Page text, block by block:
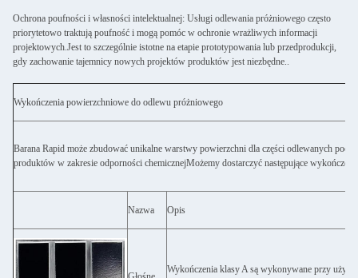
Ochrona poufności i własności intelektualnej: Usługi odlewania próżniowego często
priorytetowo traktują poufność i mogą pomóc w ochronie wrażliwych informacji
projektowych.Jest to szczególnie istotne na etapie prototypowania lub przedprodukcji,
gdy zachowanie tajemnicy nowych projektów produktów jest niezbędne..
Wykończenia powierzchniowe do odlewu próżniowego
Barana Rapid może zbudować unikalne warstwy powierzchni dla części odlewanych
produktów w zakresie odporności chemicznejMożemy dostarczyć następujące
Nazwa Opis
Wykończenia klasy A są wykonywane przy